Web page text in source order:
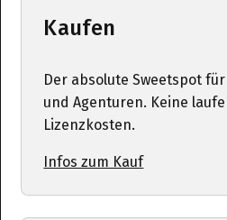
Kaufen
Der absolute Sweetspot
und Agenturen. Keine
Lizenzkosten.
Infos zum Kauf